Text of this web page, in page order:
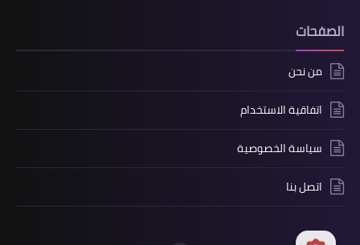
الصفحات
من نحن
اتفاقية الاستخدام
سياسة الخصوصية
اتصل بنا